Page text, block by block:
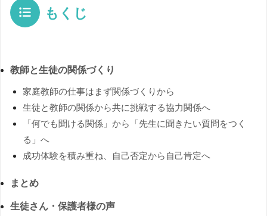
もくじ
教師と生徒の関係づくり
家庭教師の仕事はまず関係づくりから
生徒と教師の関係から共に挑戦する協力関係へ
「何でも聞ける関係」から「先生に聞きたい質問をつく
る」へ
成功体験を積み重ね、自己否定から自己肯定へ
まとめ
生徒さん・保護者様の声